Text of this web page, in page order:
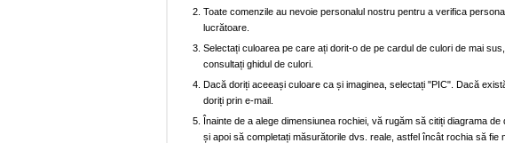
Toate comenzile au nevoie personalul nostru pentru a verifica
lucrătoare.
Selectați culoarea pe care ați dorit-o de pe cardul de culori de mai
consultați ghidul de culori.
Dacă doriți aceeași culoare ca și imaginea, selectați "PIC". Dacă
doriți prin e-mail.
Înainte de a alege dimensiunea rochiei, vă rugăm să citiți diagrama
și apoi să completați măsurătorile dvs. reale, astfel încât rochia să fie